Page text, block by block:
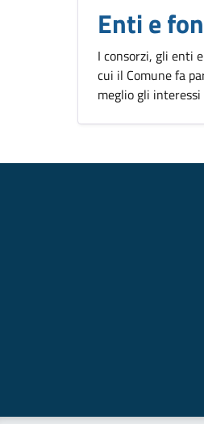
Enti e
I consorzi, gli enti
cui il Comune fa
meglio gli